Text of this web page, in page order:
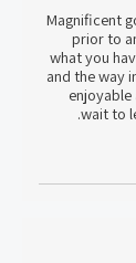
Magnificent
prior to
what you
and the way
wait to